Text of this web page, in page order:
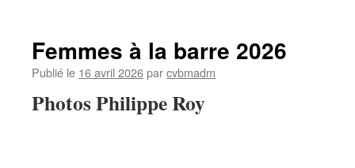
Montereau
Femmes à la barre 2026
Publié le 16 avril 2026parcvbmadm
Photos Philippe Roy